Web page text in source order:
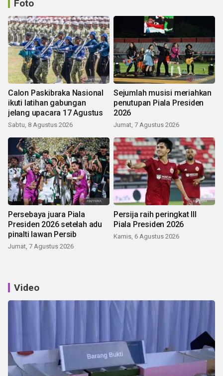
Foto
Calon Paskibraka Nasional
ikuti latihan gabungan
jelang upacara 17 Agustus
Sabtu, 8 Agustus 2026
Sejumlah musisi meriahkan
penutupan Piala Presiden
2026
Jumat, 7 Agustus 2026
Persebaya juara Piala
Presiden 2026 setelah adu
pinalti lawan Persib
Jumat, 7 Agustus 2026
Persija raih peringkat III
Piala Presiden 2026
Kamis, 6 Agustus 2026
Video